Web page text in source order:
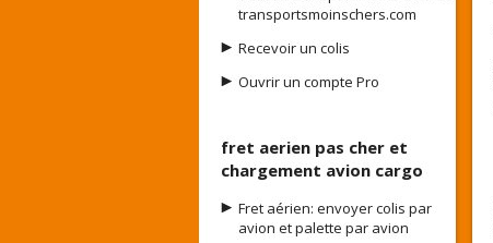
transportsmoinschers.com
Recevoir un colis
Ouvrir un compte Pro
fret aerien pas cher et
chargement avion cargo
Fret aérien: envoyer colis par
avion et palette par avion